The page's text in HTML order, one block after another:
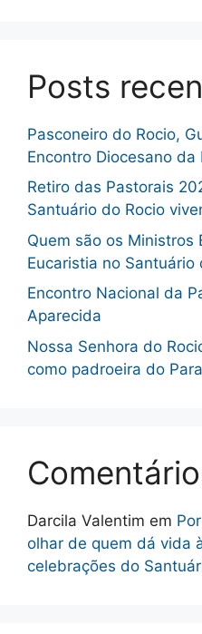
Posts
Pasconeiro do Rocio,
Encontro Diocesano
Retiro das Pastorais
Santuário do Rocio
Quem são os Ministros
Eucaristia no Santuário
Encontro Nacional da
Aparecida
Nossa Senhora do
como padroeira do
Darcila Valentim em
olhar de quem dá vida
celebrações do